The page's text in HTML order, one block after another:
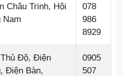
Châu Trinh, Hội
Nam
078
986
8929
Thủ Độ, Điện
Điện Bàn,
0905
507